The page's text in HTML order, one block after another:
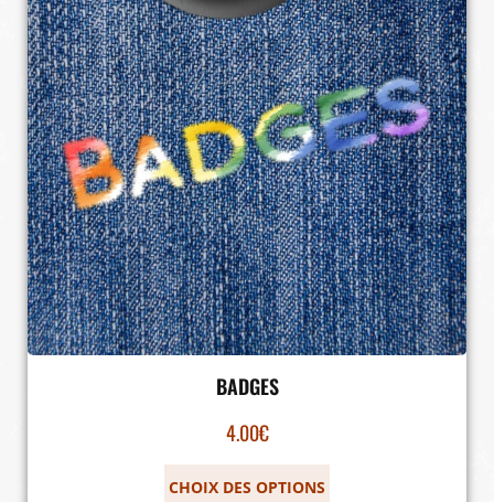
BADGES
4.00€
CHOIX DES OPTIONS